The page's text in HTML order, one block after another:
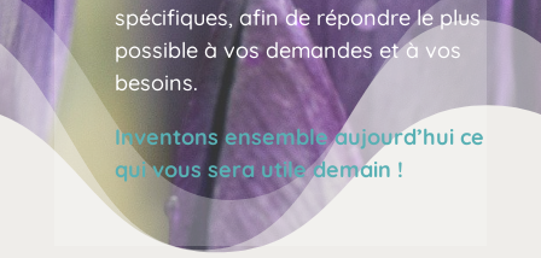
spécifiques, afin de répondre le plus
possible à vos demandes et à vos
besoins.
Inventons ensemble aujourd’hui ce
qui vous sera utile demain !